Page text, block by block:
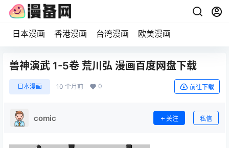
日本漫画 香港漫画 台湾漫画 欧美漫画
兽神演武 1-5卷 荒川弘 漫画百度网盘下载
日本漫画 10 个月前 0 前往下载
comic 关注 私信